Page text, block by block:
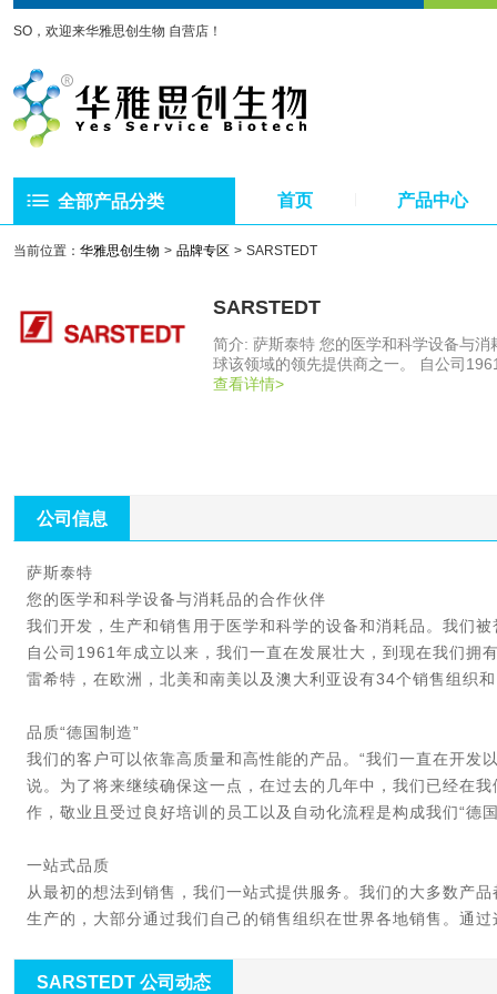
SO，欢迎来华雅思创生物 自营店！
全部产品分类 首页 产品中心
当前位置： 华雅思创生物 品牌专区 SARSTEDT
SARSTEDT
简介: 萨斯泰特 您的医学和科学设备与
球该领域的领先提供商之一。 自公司
团总部位于德国北莱茵-威斯特法伦州的
查看详情>
公司信息
萨斯泰特
您的医学和科学设备与消耗品的合作伙伴
我们开发，生产和销售用于医学和科学的设备和消耗品。我们
自公司1961年成立以来，我们一直在发展壮大，到现在我们
雷希特，在欧洲，北美和南美以及澳大利亚设有34个销售组织
品质“德国制造”
我们的客户可以依靠高质量和高性能的产品。“我们一直在开
说。为了将来继续确保这一点，在过去的几年中，我们已经在
作，敬业且受过良好培训的员工以及自动化流程是构成我们“德
一站式品质
从最初的想法到销售，我们一站式提供服务。我们的大多数产
SARSTEDT 公司动态